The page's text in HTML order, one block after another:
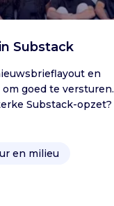
Substack
en
goed te versturen.
Substack-opzet?
en milieu